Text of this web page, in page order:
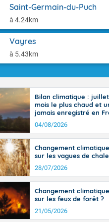
Saint-Germain-du-Puch
à 4.24km
Vayres
à 5.43km
Le
moins
25 à 30
degrés
Bilan climatique :
mois le plus chaud et
jamais enregistré en
04/08/2026
Changement
sur les vagues de
28/07/2026
Changement
sur les feux de forêt ?
21/05/2026